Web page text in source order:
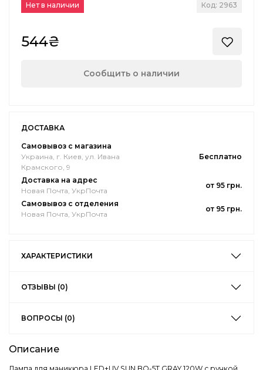
Нет в наличии Код: 2963
544₴
Сообщить о наличии
ДОСТАВКА
Самовывоз с магазина
Украина, г. Киев, ул. Ивана
Крамского, 9
Бесплатно
Доставка на адрес
Новая Почта, УкрПочта
от 95 грн.
Самовывоз с отделения
Новая Почта, УкрПочта
от 95 грн.
ХАРАКТЕРИСТИКИ
ОТЗЫВЫ (0)
ВОПРОСЫ (0)
Описание